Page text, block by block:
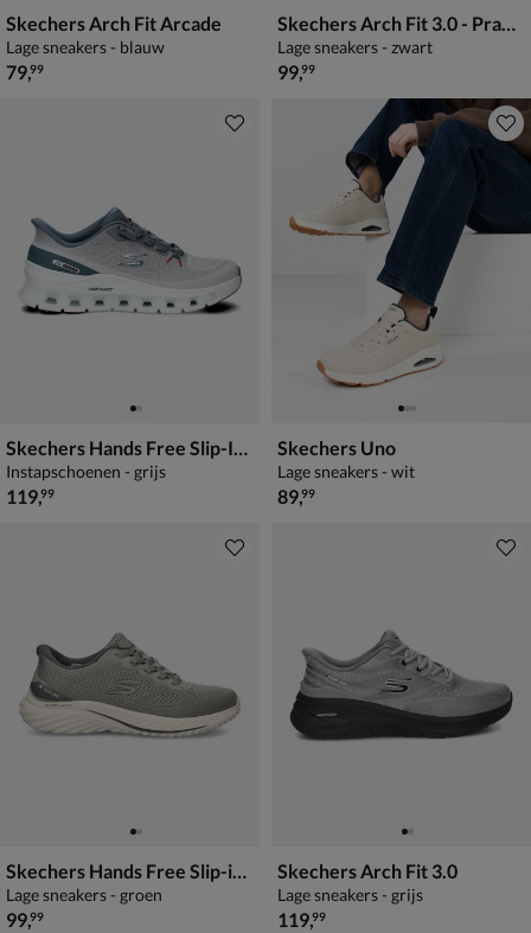
Skechers Arch Fit Arcade
Lage sneakers - blauw
€ 79,99
79,99
Skechers Arch Fit 3.0 - Prawsper
Lage sneakers - zwart
€ 99,99
99,99
Skechers Hands Free Slip-Ins Arch Fit Glide-Step
Instapschoenen - grijs
€ 119,99
119,99
Skechers Uno
Lage sneakers - wit
€ 89,99
89,99
Skechers Hands Free Slip-ins: Bounder 3.0 - Reocurrence
Lage sneakers - groen
€ 99,99
99,99
Skechers Arch Fit 3.0
Lage sneakers - grijs
€ 119,99
119,99